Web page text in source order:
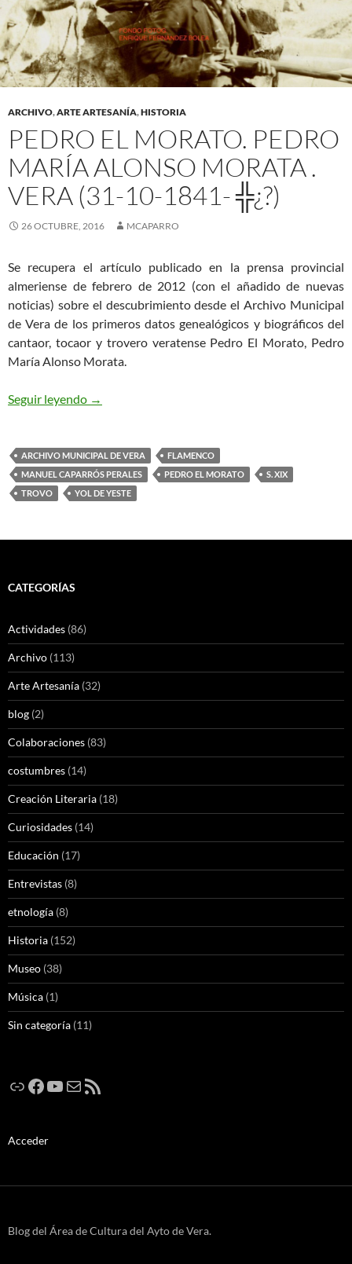
ARCHIVO,ARTE ARTESANÍA,HISTORIA
PEDRO EL MORATO. PEDRO
MARÍA ALONSO MORATA .
VERA (31-10-1841- ╬¿?)
26 OCTUBRE, 2016 MCAPARRO
Se recupera el artículo publicado en la prensa provincial
almeriense de febrero de 2012 (con el añadido de nuevas
noticias) sobre el descubrimiento desde el Archivo Municipal
de Vera de los primeros datos genealógicos y biográficos del
cantaor, tocaor y trovero veratense Pedro El Morato, Pedro
María Alonso Morata.
Seguir leyendo PEDRO EL MORATO. PEDRO MARÍA
→
ARCHIVO MUNICIPAL DE VERA
FLAMENCO
MANUEL CAPARRÓS PERALES
PEDRO EL MORATO
S. XIX
TROVO
YOL DE YESTE
CATEGORÍAS
Actividades (86)
Archivo (113)
Arte Artesanía (32)
blog (2)
Colaboraciones (83)
costumbres (14)
Creación Literaria (18)
Curiosidades (14)
Educación (17)
Entrevistas (8)
etnología (8)
Historia (152)
Museo (38)
Música (1)
Sin categoría (11)
Enlace
Facebook
YouTube
Correo electrónico
Feed RSS
Acceder
Blog del Área de Cultura del Ayto de Vera.